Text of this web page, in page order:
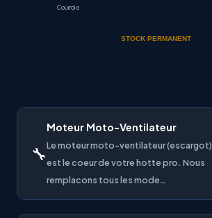
Courroie
STOCK PERMANENT
🔧
Moteur Moto-Ventilateur
Le moteur moto-ventilateur (escargot)
est le coeur de votre hotte pro. Nous
remplacons tous les mode…